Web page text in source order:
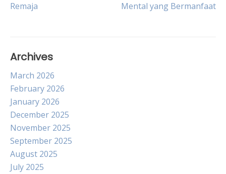
navigation
Remaja
Mental yang Bermanfaat
Archives
March 2026
February 2026
January 2026
December 2025
November 2025
September 2025
August 2025
July 2025